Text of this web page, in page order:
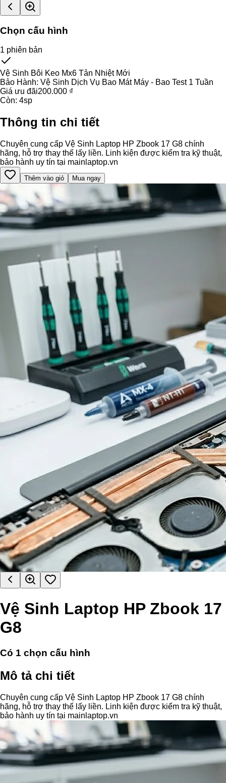
Chọn cấu hình
1 phiên bản
Vệ Sinh Bôi Keo Mx6 Tản Nhiệt Mới
Bảo Hành: Vệ Sinh Dịch Vụ Bao Mát Máy - Bao Test 1 Tuần
Giá ưu đãi200.000 ₫
Còn: 4sp
Thông tin chi tiết
Chuyên cung cấp Vệ Sinh Laptop HP Zbook 17 G8 chính
hãng, hỗ trợ thay thế lấy liền. Linh kiện được kiểm tra kỹ thuật,
bảo hành uy tín tại mainlaptop.vn
Thêm vào giỏ Mua ngay
Vệ Sinh Laptop HP Zbook 17
G8
Có 1 chọn cấu hình
Mô tả chi tiết
Chuyên cung cấp Vệ Sinh Laptop HP Zbook 17 G8 chính
hãng, hỗ trợ thay thế lấy liền. Linh kiện được kiểm tra kỹ thuật,
bảo hành uy tín tại mainlaptop.vn